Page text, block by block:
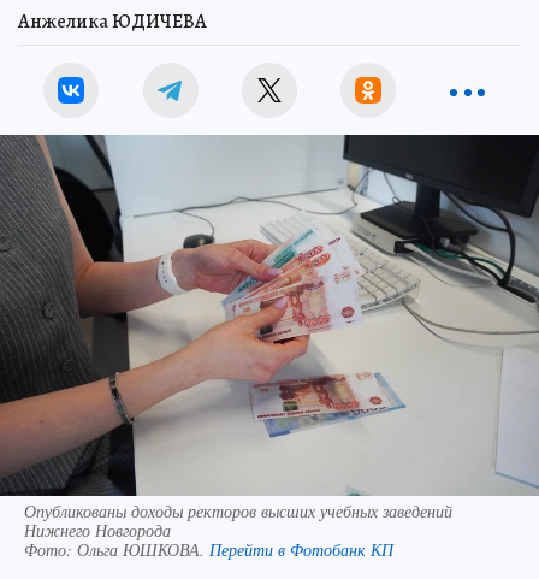
Анжелика ЮДИЧЕВА
Опубликованы доходы ректоров высших учебных заведений
Нижнего Новгорода
Фото: Ольга ЮШКОВА. Перейти в Фотобанк КП